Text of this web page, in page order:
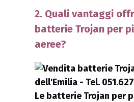
2. Quali vantaggi
batterie Trojan per
aeree?
Le batterie Trojan per